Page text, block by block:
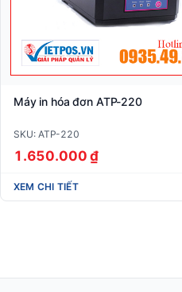
Máy in hóa đơn ATP-220
SKU: ATP-220
1.650.000 ₫
XEM CHI TIẾT